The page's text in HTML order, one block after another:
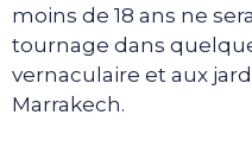
moins de 18 ans ne
tournage dans
vernaculaire et aux
Marrakech.